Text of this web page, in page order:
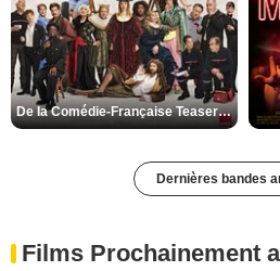
De la Comédie-Française Teaser (3) VF
Dernières bandes
Films Prochainement